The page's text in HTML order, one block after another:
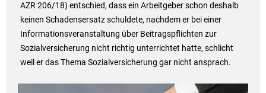
AZR 206/18) entschied, dass ein Arbeitgeber schon deshalb
keinen Schadensersatz schuldete, nachdem er bei einer
Informationsveranstaltung über Beitragspflichten zur
Sozialversicherung nicht richtig unterrichtet hatte, schlicht
weil er das Thema Sozialversicherung gar nicht ansprach.